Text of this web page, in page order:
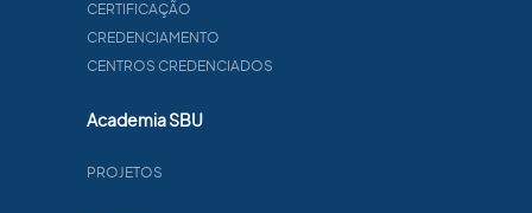
CERTIFICAÇÃO
CREDENCIAMENTO
CENTROS CREDENCIADOS
Academia SBU
PROJETOS